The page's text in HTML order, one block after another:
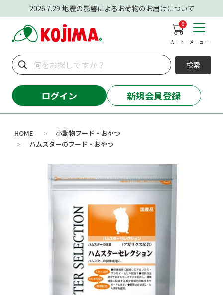
2026.7.29 地震の影響によるお荷物のお届けについて
0
カート メニュー
検索
ログイン 新規会員登録
HOME > 小動物フード・おやつ
> ハムスターのフード・おやつ